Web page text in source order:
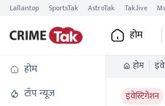
Lallantop SportsTak AstroTak Tak.live
होम
होम
टॉप न्यूज
होम
इंवेस्टिगेशन